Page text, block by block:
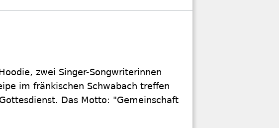
zwei Singer-Songwriterinnen
im fränkischen Schwabach treffen
Das Motto: "Gemeinschaft